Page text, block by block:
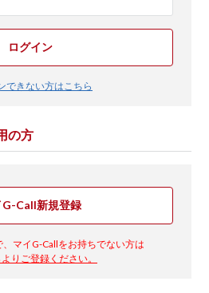
ログイン
できない方はこちら
の方
G-Call新規登録
マイG-Callをお持ちでない方は
りご登録ください。